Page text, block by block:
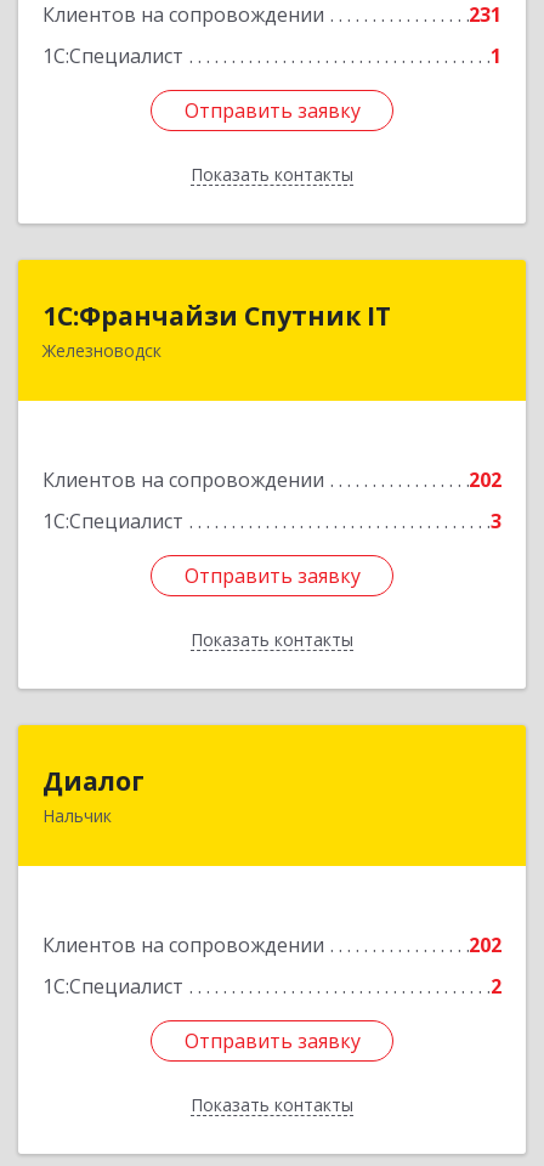
Клиентов на сопровождении
231
1С:Специалист
1
Отправить заявку
Показать контакты
Подробнее
Отправить заявку
Назад
1С:Франчайзи Спутник IT
Железноводск
Клиентов на сопровождении
202
1С:Специалист
3
Отправить заявку
Показать контакты
1С:Франчайзи Спутник IT
357430, Ставропольский край, город-курорт
Подробнее
Отправить заявку
Назад
Диалог
Нальчик
Клиентов на сопровождении
202
1С:Специалист
2
Отправить заявку
Показать контакты
360016, Кабардино-Балкарская Респ, Нальчик г,
Отправить заявку
Назад